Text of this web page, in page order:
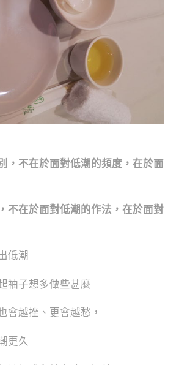
，不在於面對低潮的頻度，在於面
不在於面對低潮的作法，在於面對
低潮
袖子想多做些甚麼
會越挫、更會越愁，
更久